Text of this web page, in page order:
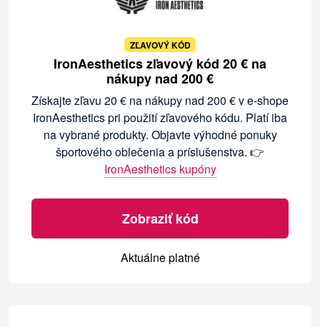
ZĽAVOVÝ KÓD
IronAesthetics zľavový kód 20 € na
nákupy nad 200 €
Získajte zľavu 20 € na nákupy nad 200 € v e-shope
IronAesthetics pri použití zľavového kódu. Platí iba
na vybrané produkty. Objavte výhodné ponuky
športového oblečenia a príslušenstva. 👉
IronAesthetics kupóny
Zobraziť kód
Aktuálne platné